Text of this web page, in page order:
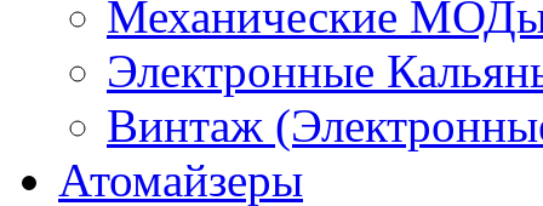
Механические
Электронные
Винтаж
Атомайзеры